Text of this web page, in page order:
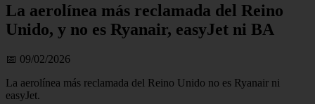
La aerolínea más reclamada del Reino
Unido, y no es Ryanair, easyJet ni BA
📅 09/02/2026
La aerolínea más reclamada del Reino Unido no es Ryanair ni
easyJet.